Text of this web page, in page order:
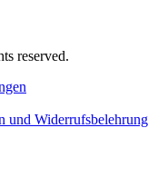
reserved.
und Widerrufsbelehrung